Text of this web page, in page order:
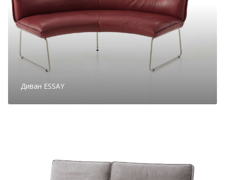
Диван ESSAY